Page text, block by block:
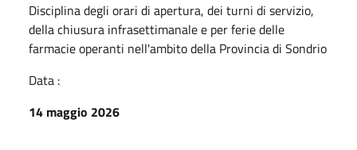
Disciplina degli orari di apertura, dei turni di servizio,
della chiusura infrasettimanale e per ferie delle
farmacie operanti nell'ambito della Provincia di Sondrio
Data :
14 maggio 2026